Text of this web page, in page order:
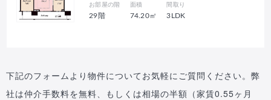
お部屋の階
29階
面積
74.20㎡
間取り
3LDK
下記のフォームより物件についてお気軽にご質問ください。弊
社は仲介手数料を無料、もしくは相場の半額（家賃0.55ヶ月